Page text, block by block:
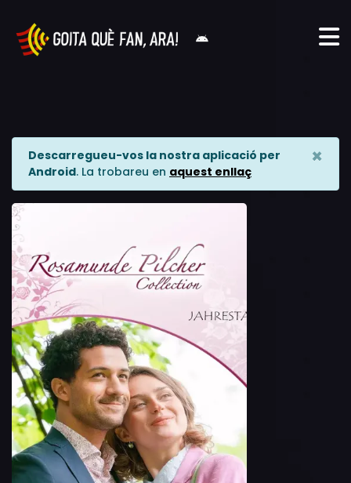
Descarregueu-vos la nostra aplicació per
Android. La trobareu en aquest enllaç
×